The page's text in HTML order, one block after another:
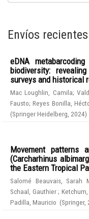
Envíos recientes
eDNA
biodiversity:
surveys and historical
Mac Loughlin, Camila;
Fausto;Reyes Bonilla,
(Springer Heidelberg 2024)
Movement patterns
(Carcharhinus
the Eastern Tropical
Salomé Beauvais, Sarah
Schaal, Gauthier;
Padilla, Mauricio (Springer,